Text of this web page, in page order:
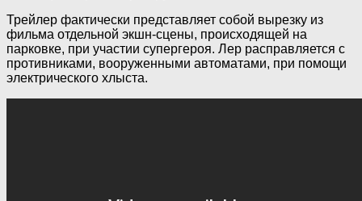
Трейлер фактически представляет собой вырезку из
фильма отдельной экшн-сцены, происходящей на
парковке, при участии супергероя. Лер расправляется с
противниками, вооруженными автоматами, при помощи
электрического хлыста.